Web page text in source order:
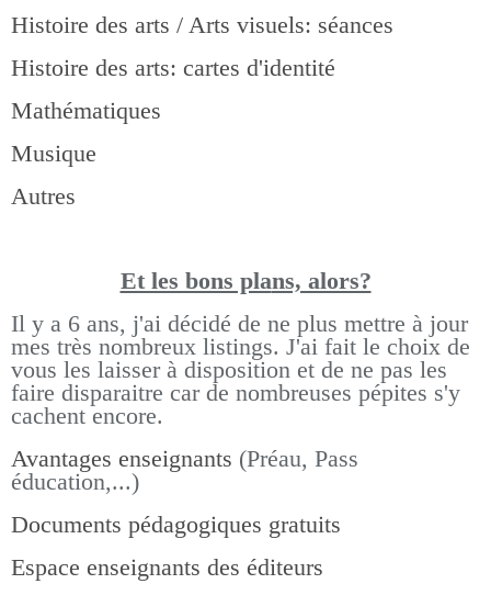
Histoire des arts / Arts visuels: séances
Histoire des arts: cartes d'identité
Mathématiques
Musique
Autres
Et les bons plans, alors?
Il y a 6 ans, j'ai décidé de ne plus mettre à jour
mes très nombreux listings. J'ai fait le choix de
vous les laisser à disposition et de ne pas les
faire disparaitre car de nombreuses pépites s'y
cachent encore.
Avantages enseignants (Préau, Pass
éducation,...)
Documents pédagogiques gratuits
Espace enseignants des éditeurs